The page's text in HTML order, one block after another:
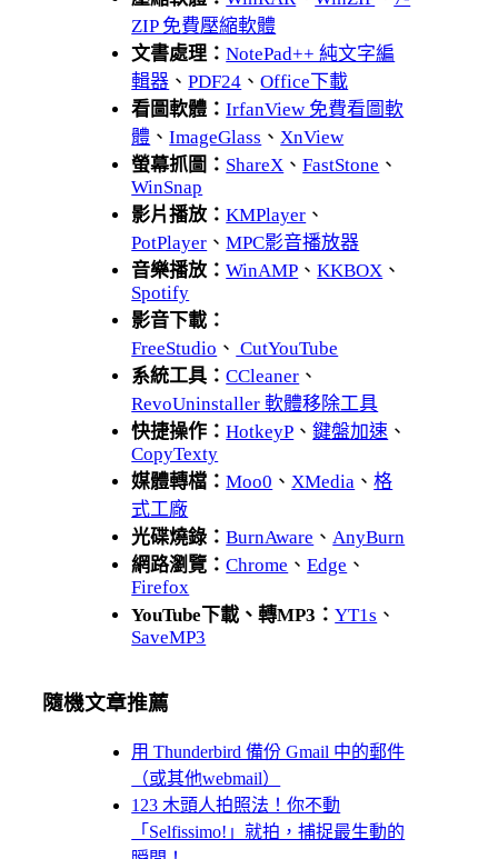
ZIP 免費壓縮軟體
文書處理：NotePad++ 純文字編
輯器 、PDF24 、Office下載
看圖軟體：IrfanView 免費看圖軟
體 、ImageGlass 、 XnView
螢幕抓圖： ShareX 、FastStone 、
WinSnap
影片播放：KMPlayer 、
PotPlayer 、MPC影音播放器
音樂播放：WinAMP 、KKBOX 、
Spotify
影音下載：
FreeStudio 、 CutYouTube
系統工具：CCleaner 、
RevoUninstaller 軟體移除工具
快捷操作：HotkeyP 、鍵盤加速 、
CopyTexty
媒體轉檔：Moo0 、 XMedia 、格
式工廠
光碟燒錄：BurnAware 、 AnyBurn
網路瀏覽：Chrome 、Edge 、
Firefox
YouTube下載、轉MP3：YT1s 、
SaveMP3
隨機文章推薦
用 Thunderbird 備份 Gmail 中的郵件
（或其他webmail）
123 木頭人拍照法！你不動
「Selfissimo!」就拍，捕捉最生動的